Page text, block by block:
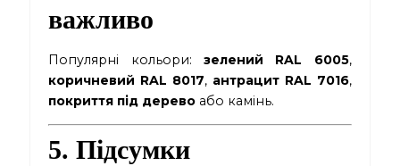
важливо
Популярні кольори: зелений RAL 6005,
коричневий RAL 8017, антрацит RAL 7016,
покриття під дерево або камінь.
5. Підсумки